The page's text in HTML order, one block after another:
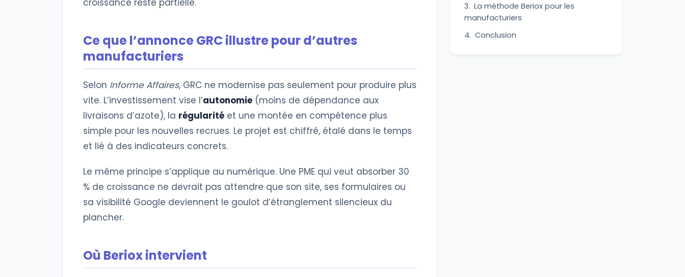
croissance reste partielle.
Ce que l’annonce GRC illustre pour d’autres
manufacturiers
Selon Informe Affaires, GRC ne modernise pas seulement pour produire plus
vite. L’investissement vise l’autonomie (moins de dépendance aux
livraisons d’azote), la régularité et une montée en compétence plus
simple pour les nouvelles recrues. Le projet est chiffré, étalé dans le temps
et lié à des indicateurs concrets.
Le même principe s’applique au numérique. Une PME qui veut absorber 30
% de croissance ne devrait pas attendre que son site, ses formulaires ou
sa visibilité Google deviennent le goulot d’étranglement silencieux du
plancher.
Où Beriox intervient
La méthode Beriox pour les
manufacturiers
Conclusion